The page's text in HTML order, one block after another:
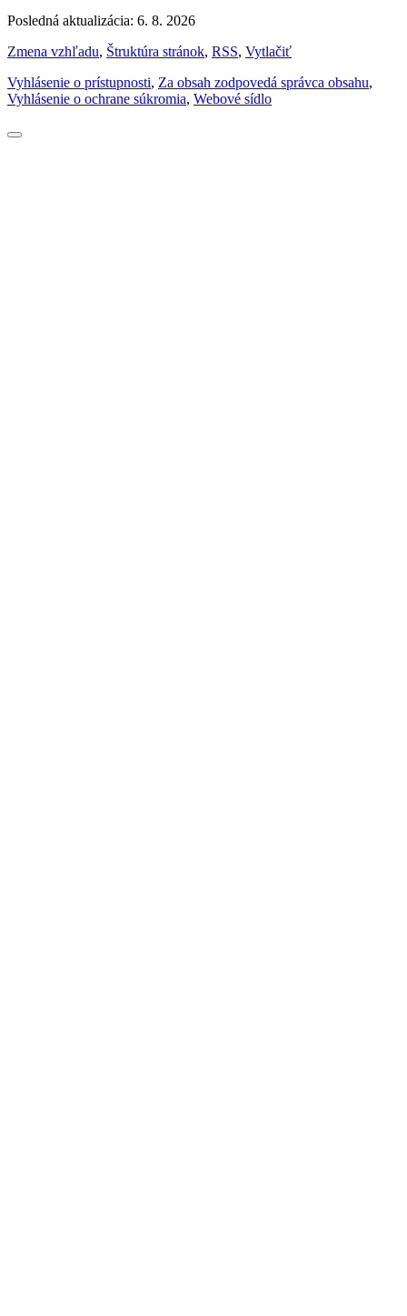
Posledná aktualizácia: 6. 8. 2026
Zmena vzhľadu, Štruktúra stránok, RSS, Vytlačiť
Vyhlásenie o prístupnosti, Za obsah zodpovedá správca obsahu,
Vyhlásenie o ochrane súkromia, Webové sídlo